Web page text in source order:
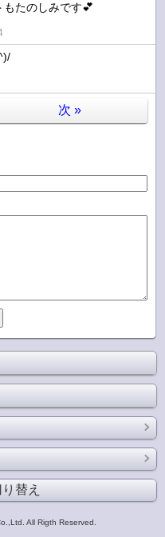
もたのしみです💕
次 »
替え
All Rigth Reserved.